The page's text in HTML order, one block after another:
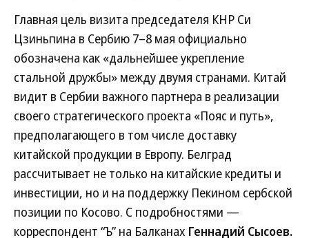
Главная цель визита председателя КНР Си
Цзиньпина в Сербию 7–8 мая официально
обозначена как «дальнейшее укрепление
стальной дружбы» между двумя странами. Китай
видит в Сербии важного партнера в реализации
своего стратегического проекта «Пояс и путь»,
предполагающего в том числе доставку
китайской продукции в Европу. Белград
рассчитывает не только на китайские кредиты и
инвестиции, но и на поддержку Пекином сербской
позиции по Косово. С подробностями —
корреспондент “Ъ” на Балканах Геннадий Сысоев.